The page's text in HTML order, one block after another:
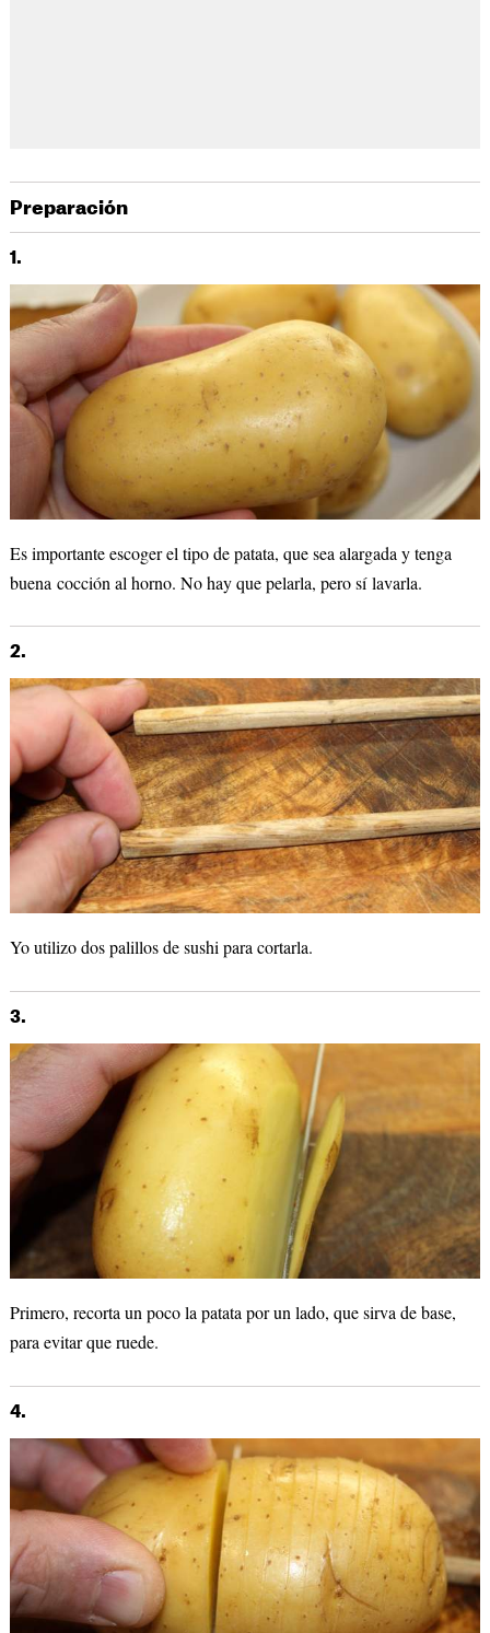
Preparación
1.
Es importante escoger el tipo de patata, que sea alargada y tenga
buena cocción al horno. No hay que pelarla, pero sí lavarla.
2.
Yo utilizo dos palillos de sushi para cortarla.
3.
Primero, recorta un poco la patata por un lado, que sirva de base,
para evitar que ruede.
4.